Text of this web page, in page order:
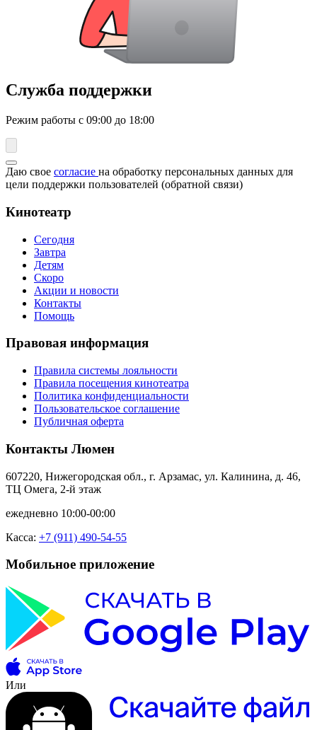
Служба поддержки
Режим работы с 09:00 до 18:00
Даю свое согласие на обработку персональных данных для
цели поддержки пользователей (обратной связи)
Кинотеатр
Сегодня
Завтра
Детям
Скоро
Акции и новости
Контакты
Помощь
Правовая информация
Правила системы лояльности
Правила посещения кинотеатра
Политика конфиденциальности
Пользовательское соглашение
Публичная оферта
Контакты Люмен
607220, Нижегородская обл., г. Арзамас, ул. Калинина, д. 46,
ТЦ Омега, 2-й этаж
ежедневно 10:00-00:00
Касса: +7 (911) 490-54-55
Мобильное приложение
Или